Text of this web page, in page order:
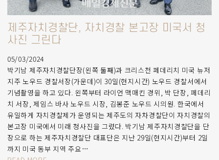
제주자치경찰단, 자치경찰 본고장 미국서 청
사진 그린다
05/03/2024
박기남 제주자치경찰단장(왼쪽 둘째)과 크리스천 페데리치 미국 뉴저
지주 노우드 경찰서장(가운데)이 30일(현지시간) 노우드 경찰서에서
기념촬영을 하고 있다. 왼쪽부터 라이언 맥매킨 경위, 박 단장, 페데리
치 서장, 제임스 바사 노우드 시장, 김봉준 노우드 시의원. 한국에서
유일하게 자치경찰제가 운영되는 제주도의 자차경찰단이 자치경찰의
본고장 미국에서 미래 청사진을 그렸다. 박기남 제주자치경찰단을 단
장으로 하는 제주자치경찰단 대표단은 지난 29일(현지시간)부터 2일
까지 미국 동부 지역 주요…